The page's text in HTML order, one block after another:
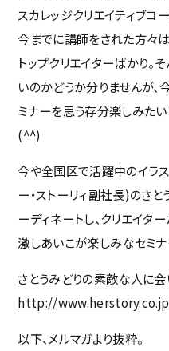
スカレッジクリエイティブコー
今までに講師をされた方々
トップクリエイターばかり。
いのかどうか分りませんが、
ミナーを思う存分楽しみたい
(^^)
今や全国区で活躍中のイラ
ー・ストーリィ副社長)のさと
ーディネートし、クリエイタ
激しあいこが楽しみなセミナ
さとうみどりの素敵な人に
http://
以下、メルマガより抜粋。